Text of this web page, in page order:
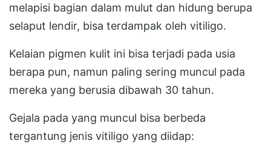
melapisi bagian dalam mulut dan hidung berupa
selaput lendir, bisa terdampak oleh vitiligo.
Kelaian pigmen kulit ini bisa terjadi pada usia
berapa pun, namun paling sering muncul pada
mereka yang berusia dibawah 30 tahun.
Gejala pada yang muncul bisa berbeda
tergantung jenis vitiligo yang diidap: